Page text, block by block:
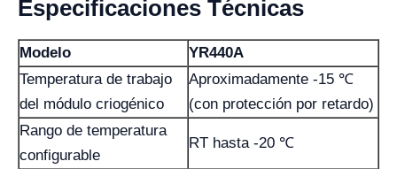
Especificaciones Técnicas
Modelo
YR440A
Temperatura de trabajo
del módulo criogénico
Aproximadamente -15 ℃
(con protección por retardo)
Rango de temperatura
configurable
RT hasta -20 ℃